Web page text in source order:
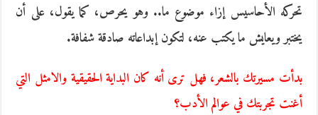
تحركه الأحاسيس إزاء موضوع ما.. وهو يحرص، كما يقول، على أن
يختبر ويعايش ما يكتب عنه، لتكون إبداعاته صادقة شفافة.
بدأت مسيرتك بالشعر، فهل ترى أنه كان البداية الحقيقية والامثل التي
أغنت تجربتك في عوالم الأدب؟